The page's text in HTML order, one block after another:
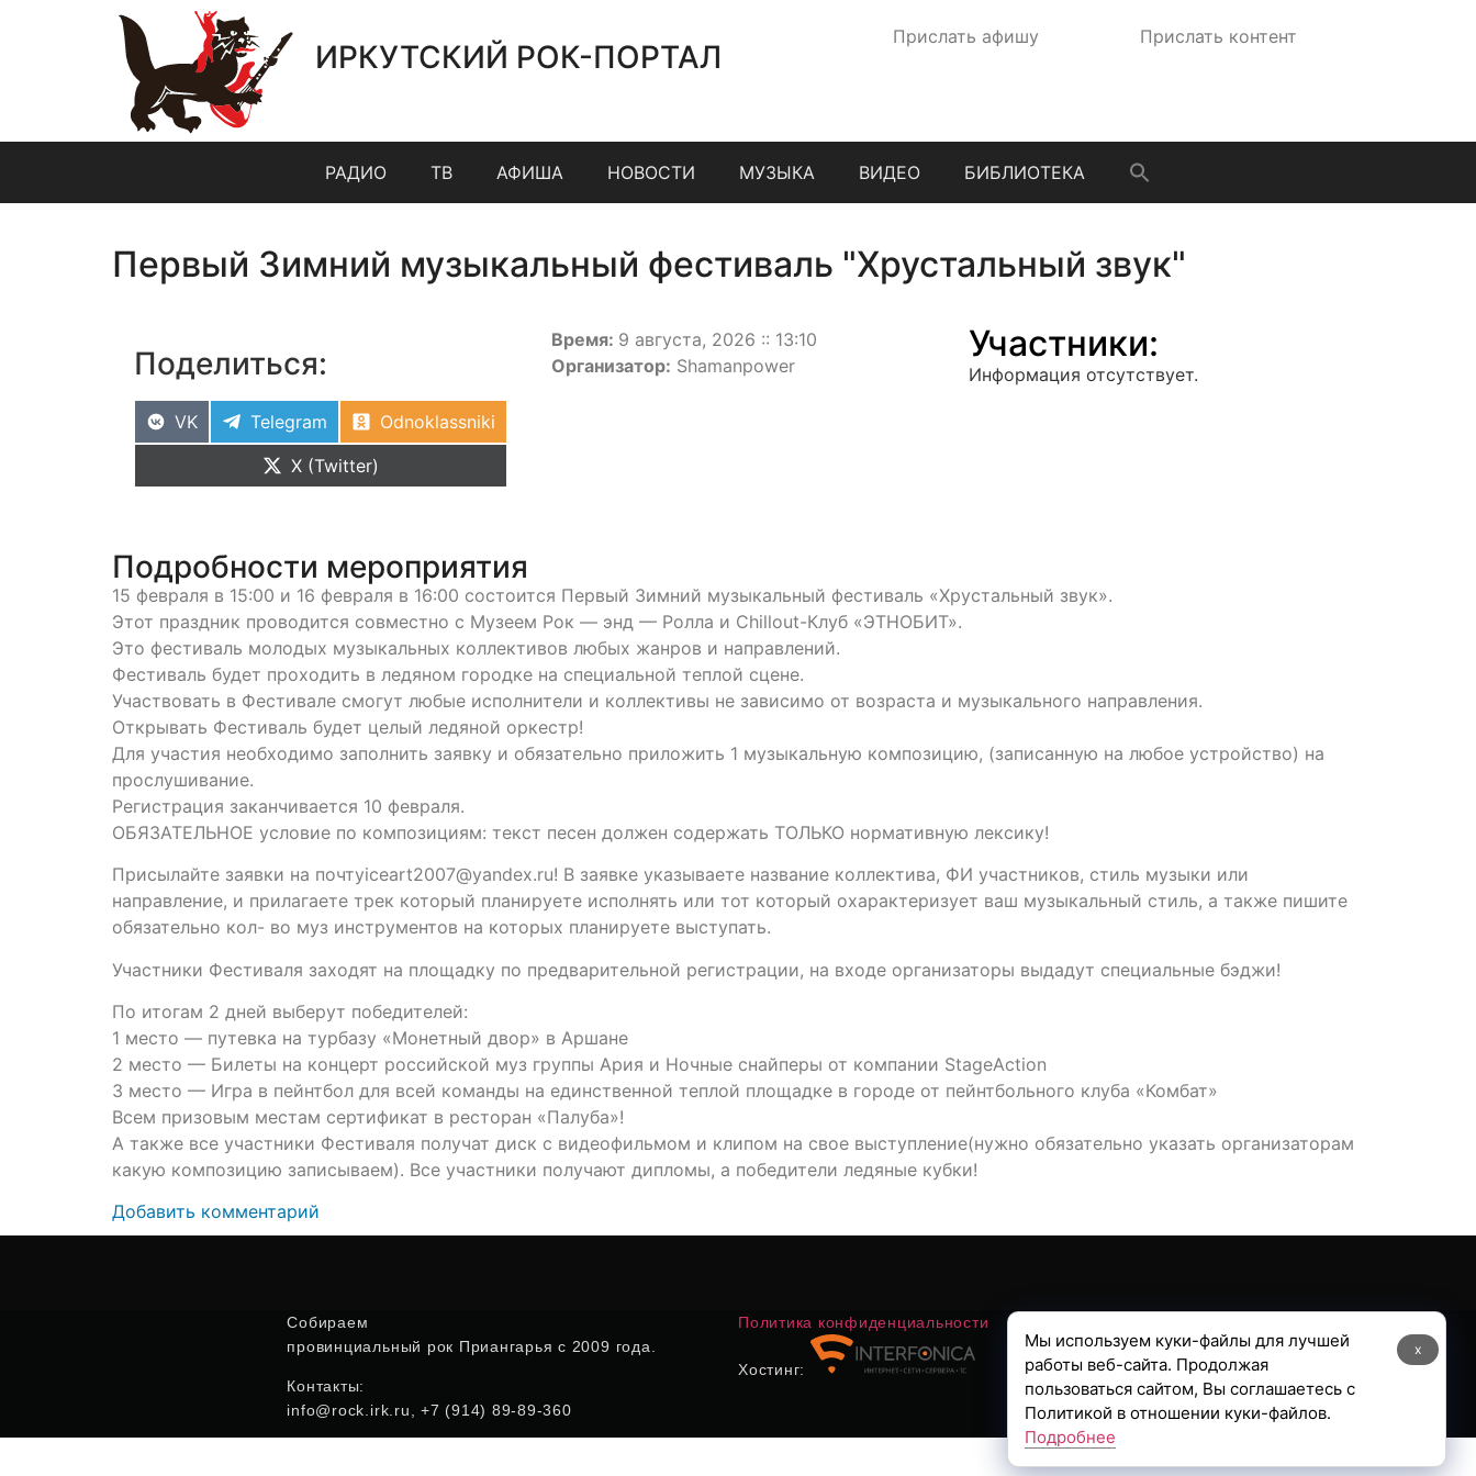
ИРКУТСКИЙ РОК-ПОРТАЛ
Прислать афишу Прислать контент
РАДИО ТВ АФИША НОВОСТИ МУЗЫКА ВИДЕО БИБЛИОТЕКА
Первый Зимний музыкальный фестиваль "Хрустальный звук"
Поделиться:
VK Telegram
Odnoklassniki
X (Twitter)
Время: 9 августа, 2026 :: 13:10
Организатор: Shamanpower
Участники:
Информация отсутствует.
Подробности мероприятия
15 февраля в 15:00 и 16 февраля в 16:00 состоится Первый Зимний музыкальный фестиваль «Хрустальный звук».
Этот праздник проводится совместно с Музеем Рок — энд — Ролла и Chillout-Клуб «ЭТНОБИТ».
Это фестиваль молодых музыкальных коллективов любых жанров и направлений.
Фестиваль будет проходить в ледяном городке на специальной теплой сцене.
Участвовать в Фестивале смогут любые исполнители и коллективы не зависимо от возраста и музыкального направления.
Открывать Фестиваль будет целый ледяной оркестр!
Для участия необходимо заполнить заявку и обязательно приложить 1 музыкальную композицию, (записанную на любое устройство) на
прослушивание.
Регистрация заканчивается 10 февраля.
ОБЯЗАТЕЛЬНОЕ условие по композициям: текст песен должен содержать ТОЛЬКО нормативную лексику!
Присылайте заявки на почтуiceart2007@yandex.ru! В заявке указываете название коллектива, ФИ участников, стиль музыки или
направление, и прилагаете трек который планируете исполнять или тот который охарактеризует ваш музыкальный стиль, а также пишите
обязательно кол- во муз инструментов на которых планируете выступать.
Участники Фестиваля заходят на площадку по предварительной регистрации, на входе организаторы выдадут специальные бэджи!
По итогам 2 дней выберут победителей:
1 место — путевка на турбазу «Монетный двор» в Аршане
2 место — Билеты на концерт российской муз группы Ария и Ночные снайперы от компании StageAction
3 место — Игра в пейнтбол для всей команды на единственной теплой площадке в городе от пейнтбольного клуба «Комбат»
Всем призовым местам сертификат в ресторан «Палуба»!
А также все участники Фестиваля получат диск с видеофильмом и клипом на свое выступление(нужно обязательно указать организаторам
какую композицию записываем). Все участники получают дипломы, а победители ледяные кубки!
Добавить комментарий
Собираем
провинциальный рок Приангарья с 2009 года.
Контакты:
info@rock.irk.ru, +7 (914) 89-89-360
Политика конфиденциальности
Хостинг:
x
Мы используем куки-файлы для лучшей
работы веб-сайта. Продолжая
пользоваться сайтом, Вы соглашаетесь с
Политикой в отношении куки-файлов.
Подробнее